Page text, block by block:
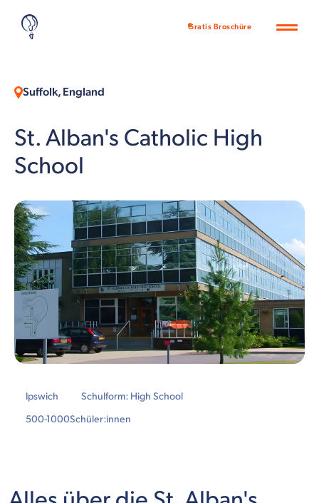
Gratis Broschüre
Suffolk, England
St. Alban's Catholic High
School
Ipswich
Schulform: High School
500-1000Schüler:innen